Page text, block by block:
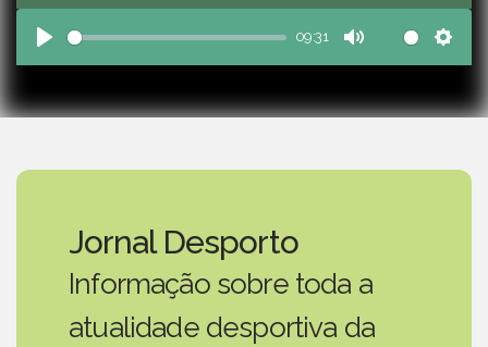
Play
09:31
Mute
Jornal Desporto
Informação sobre toda a
atualidade desportiva da